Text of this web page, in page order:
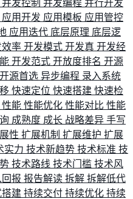
并发控制 并发编程 并行开发
应用开发 应用模板 应用管控
应用迭代 底层原理 底层逻
率 开发模式 开发真 开发经
开发范式 开放度排名 开源
开源首选 异步编程 录入系统
快速定位 快速搭建 快速检
性能 性能优化 性能对比 性能
成熟度 成长 战略差异 手写
性 扩展机制 扩展维护 扩展
实力 技术新趋势 技术标准 技
技术路线 技术门槛 技术风
报 报告解读 拆解 拆解低代
建 持续交付 持续优化 持续